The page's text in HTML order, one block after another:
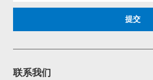
联系我们